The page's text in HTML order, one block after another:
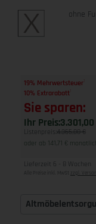
ohne
19% Mehrwertsteuer
10% Extrarabatt
Sie sparen:
Ihr Preis:
Listenpreis: 4.365,00 €
oder ab 141,71 €
Lieferzeit 6 - 8 Wochen
Alle Preise inkl. MwSt zzgl.